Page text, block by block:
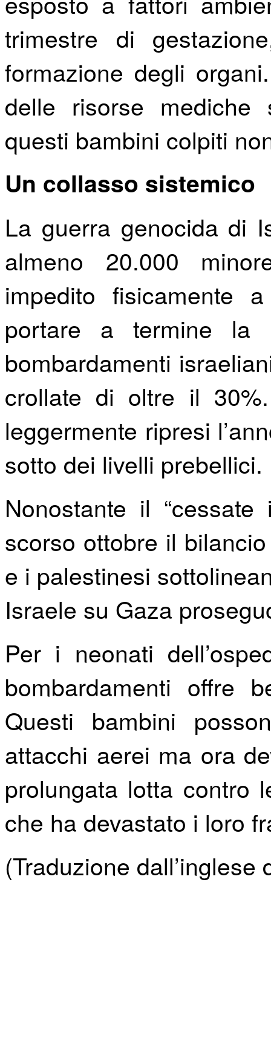
trimestre di
formazione degli
delle risorse
questi bambini colpiti
Un collasso sistemico
La guerra genocida di
almeno 20.000
impedito fisicamente
portare a termine la
bombardamenti
crollate di oltre il
leggermente ripresi
sotto dei livelli prebellici.
Nonostante il
scorso ottobre il
e i palestinesi
Israele su Gaza
Per i neonati
bombardamenti offre
Questi bambini
attacchi aerei ma ora
prolungata lotta contro
che ha devastato i loro
(Traduzione dall’inglese